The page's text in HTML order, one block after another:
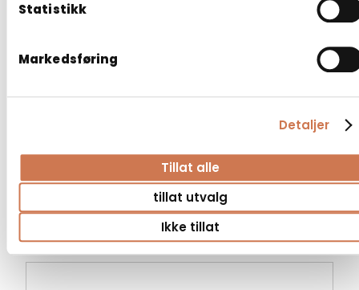
Statistikk
Markedsføring
Detaljer
Tillat alle
tillat utvalg
Ikke tillat
SPEILSKAP MARINE PK 300